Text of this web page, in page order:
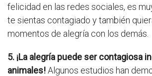
felicidad en las redes sociales, es
te sientas contagiado y también
momentos de alegría con los demás.
5. ¡La alegría puede ser contagiosa
animales!Algunos estudios han